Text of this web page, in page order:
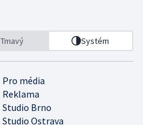
Tmavý Systém
Pro média
Reklama
Studio Brno
Studio Ostrava